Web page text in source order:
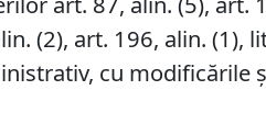
(2), art. 196, alin. (1),
cu modificările